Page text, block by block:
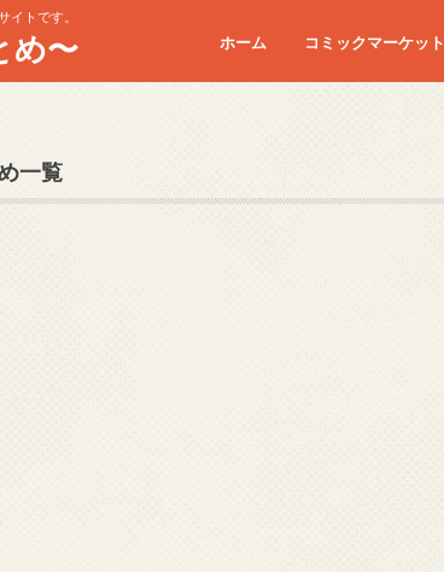
イトです。
め〜 ホーム コミックマーケット
コミケC90
コミケC91
コミケC92
コミケC93
コミケC94
コミケC95
一覧